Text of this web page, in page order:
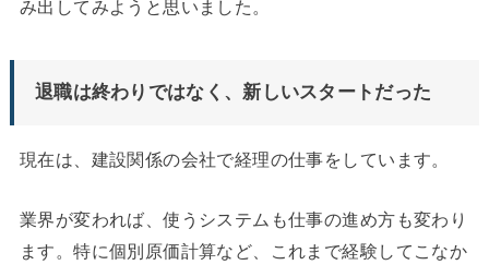
み出してみようと思いました。
退職は終わりではなく、新しいスタートだった
現在は、建設関係の会社で経理の仕事をしています。
業界が変われば、使うシステムも仕事の進め方も変わり
ます。特に個別原価計算など、これまで経験してこなか